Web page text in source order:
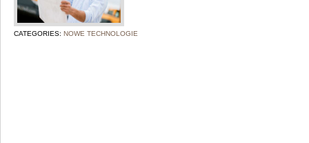
CATEGORIES: NOWE TECHNOLOGIE